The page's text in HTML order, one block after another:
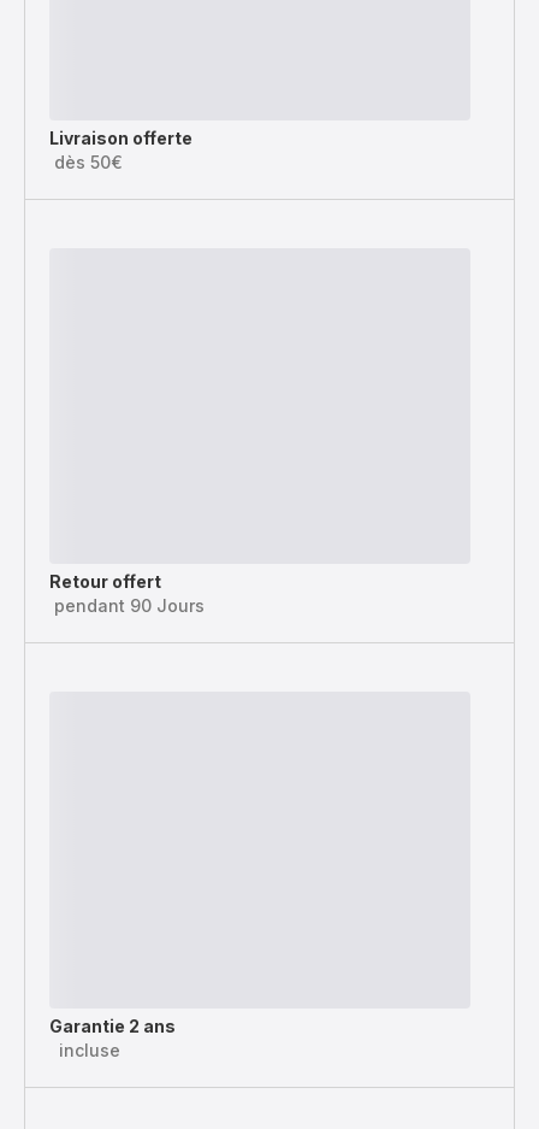
Livraison offerte
dès 50€
Retour offert
pendant 90 Jours
Garantie 2 ans
incluse